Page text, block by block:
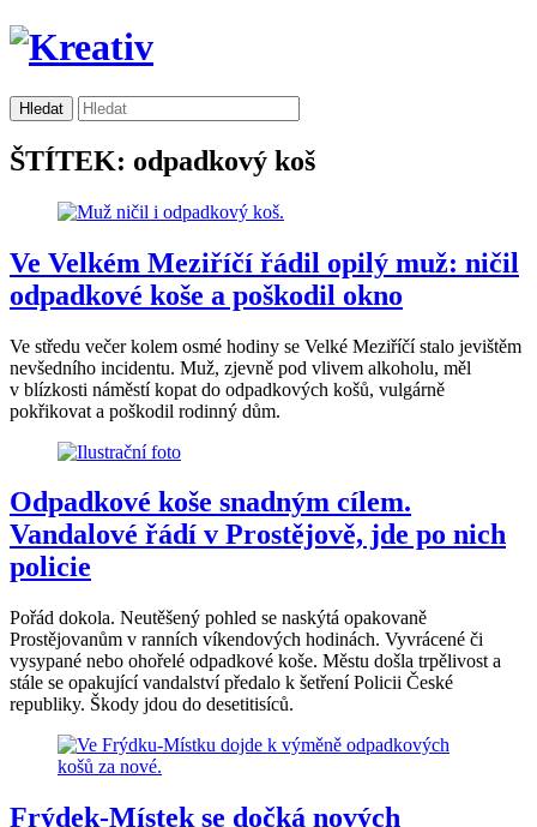
ŠTÍTEK: odpadkový koš
Ve Velkém Meziříčí řádil opilý muž: ničil
odpadkové koše a poškodil okno
Ve středu večer kolem osmé hodiny se Velké Meziříčí stalo jevištěm
nevšedního incidentu. Muž, zjevně pod vlivem alkoholu, měl
v blízkosti náměstí kopat do odpadkových košů, vulgárně
pokřikovat a poškodil rodinný dům.
Odpadkové koše snadným cílem.
Vandalové řádí v Prostějově, jde po nich
policie
Pořád dokola. Neutěšený pohled se naskýtá opakovaně
Prostějovanům v ranních víkendových hodinách. Vyvrácené či
vysypané nebo ohořelé odpadkové koše. Městu došla trpělivost a
stále se opakující vandalství předalo k šetření Policii České
republiky. Škody jdou do desetitisíců.
Frýdek-Místek se dočká nových